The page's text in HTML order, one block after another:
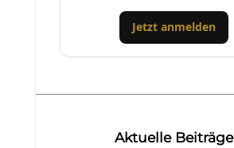
Jetzt anmelden
Aktuelle Beiträge